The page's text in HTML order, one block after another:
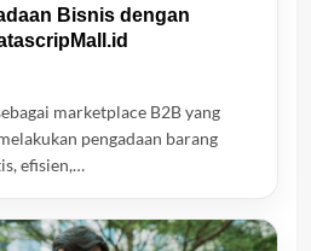
Bisnis dengan
marketplace B2B yang
pengadaan barang
efisien,…